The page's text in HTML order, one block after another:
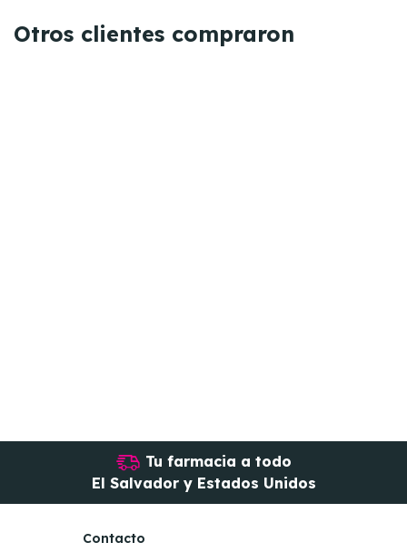
Otros clientes compraron
Tu farmacia a todo
El Salvador y Estados Unidos
Contacto